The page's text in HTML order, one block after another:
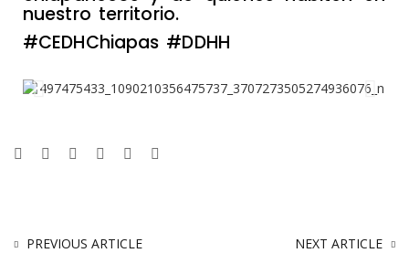
nuestro territorio.
#CEDHChiapas #DDHH
PREVIOUS ARTICLE NEXT ARTICLE